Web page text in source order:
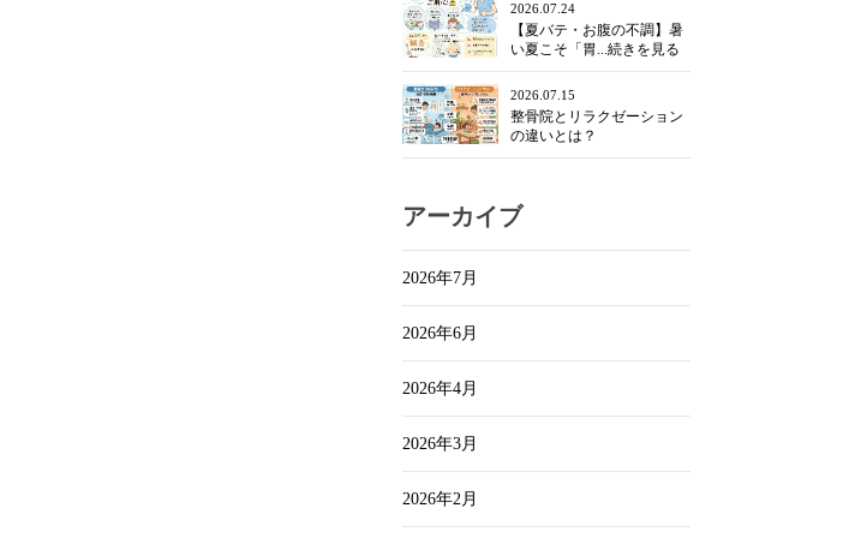
2026.07.24
【夏バテ・お腹の不調】暑
い夏こそ「胃...続きを見る
2026.07.15
整骨院とリラクゼーション
の違いとは？
アーカイブ
2026年7月
2026年6月
2026年4月
2026年3月
2026年2月